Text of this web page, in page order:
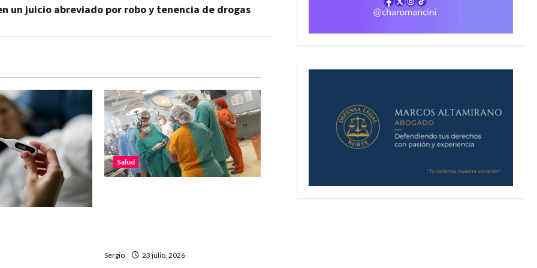
un juicio abreviado por robo y tenencia de drogas
Salud
Sergio 23 julio, 2026